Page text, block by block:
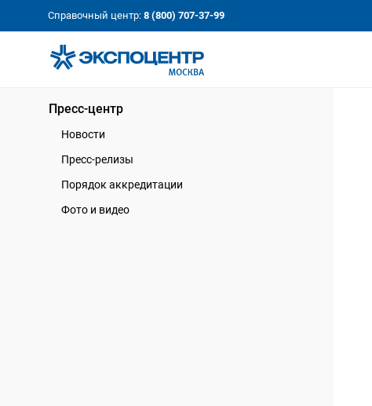
Shows:
a Key to Your Success
выставки вашего успеха
Справочный центр: 8 (800) 707-37-99
Пресс-центр
Новости
Пресс-релизы
Порядок аккредитации
Фото и видео